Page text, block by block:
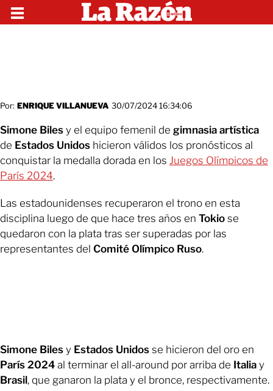
Por: ENRIQUE VILLANUEVA 30/07/2024 16:34:06
Simone Biles y el equipo femenil de gimnasia artística
de Estados Unidos hicieron válidos los pronósticos al
conquistar la medalla dorada en los Juegos Olímpicos de
París 2024.
Las estadounidenses recuperaron el trono en esta
disciplina luego de que hace tres años en Tokio se
quedaron con la plata tras ser superadas por las
representantes del Comité Olímpico Ruso.
Simone Biles y Estados Unidos se hicieron del oro en
París 2024 al terminar el all-around por arriba de Italia y
Brasil, que ganaron la plata y el bronce, respectivamente.